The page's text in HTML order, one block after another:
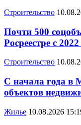
Строительство
Почти 500
Росреестре с 2022
Строительство
С начала года в
объектов
Жилье 10.08.2026